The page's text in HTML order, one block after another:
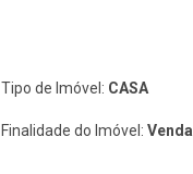
Tipo de Imóvel: CASA
Finalidade do Imóvel: Venda